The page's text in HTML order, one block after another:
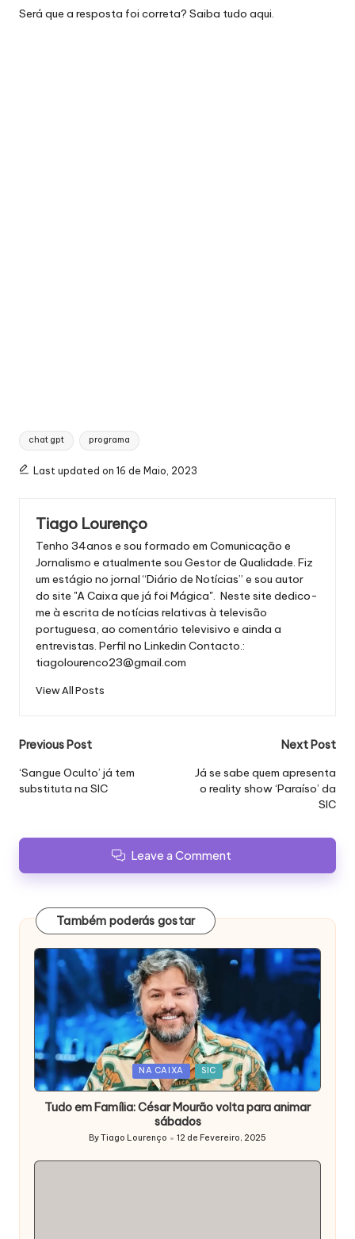
Será que a resposta foi correta? Saiba tudo aqui.
Tags:
chat gpt programa
Last updated on 16 de Maio, 2023
Tiago Lourenço
Tenho 34anos e sou formado em Comunicação e
Jornalismo e atualmente sou Gestor de Qualidade. Fiz
um estágio no jornal “Diário de Notícias” e sou autor
do site "A Caixa que já foi Mágica". Neste site dedico-
me à escrita de notícias relativas à televisão
portuguesa, ao comentário televisivo e ainda a
entrevistas. Perfil no Linkedin Contacto.:
tiagolourenco23@gmail.com
View All Posts
Post
navigation
Previous Post
‘Sangue Oculto’ já tem
substituta na SIC
Next Post
Já se sabe quem apresenta
o reality show ‘Paraíso’ da
SIC
Leave a Comment
Também poderás gostar
Posted
in
NA CAIXA SIC
Tudo em Família: César Mourão volta para animar
sábados
Posted
by
ByTiago Lourenço 12 de Fevereiro, 2025